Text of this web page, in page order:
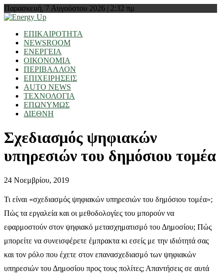
Παρασκευή, 7 Αυγούστου 2026 | 2:32 πμ
ΕΠΙΚΑΙΡΟΤΗΤΑ
NEWSROOM
ΕΝΕΡΓΕΙΑ
ΟΙΚΟΝΟΜΙΑ
ΠΕΡΙΒΑΛΛΟΝ
ΕΠΙΧΕΙΡΗΣΕΙΣ
AUTO NEWS
ΤΕΧΝΟΛΟΓΙΑ
ΕΠΩΝΥΜΩΣ
ΔΙΕΘΝΗ
Σχεδιασμός ψηφιακών
υπηρεσιών του δημόσιου τομέα
24 Νοεμβρίου, 2019
Τι είναι «σχεδιασμός ψηφιακών υπηρεσιών του δημόσιου τομέα»;
Πώς τα εργαλεία και οι μεθοδολογίες του μπορούν να
εφαρμοστούν στον ψηφιακό μετασχηματισμό του Δημοσίου; Πώς
μπορείτε να συνεισφέρετε έμπρακτα κι εσείς με την ιδιότητά σας
και τον ρόλο που έχετε στον επανασχεδιασμό των ψηφιακών
υπηρεσιών του Δημοσίου προς τους πολίτες; Απαντήσεις σε αυτά